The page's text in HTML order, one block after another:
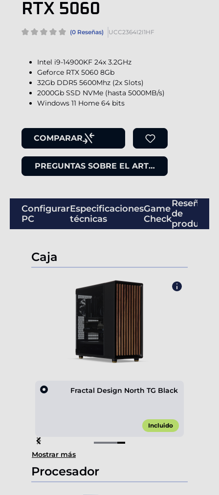
RTX 5060
(0 Reseñas) UCC2364I2I1HF
Intel i9-14900KF 24x 3.2GHz
Geforce RTX 5060 8Gb
32Gb DDR5 5600Mhz (2x Slots)
2000Gb SSD NVMe (hasta 5000MB/s)
Windows 11 Home 64 bits
COMPARAR
PREGUNTAS SOBRE EL ARTÍCULO
Configurar
PC
Especificaciones
técnicas
Game
Check
Reseñas
de
productos
Caja
Fractal Design North TG Black
Incluido
Item
4
of
4
Mostrar más
Procesador